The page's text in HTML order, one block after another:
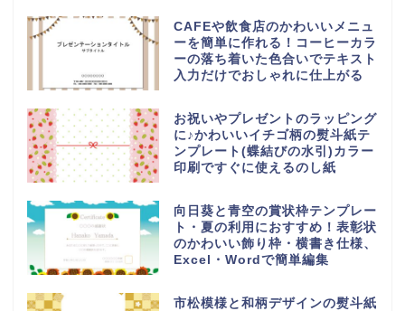
CAFEや飲食店のかわいいメニュ
ーを簡単に作れる！コーヒーカラ
ーの落ち着いた色合いでテキスト
入力だけでおしゃれに仕上がる
お祝いやプレゼントのラッピング
に♪かわいいイチゴ柄の熨斗紙テ
ンプレート(蝶結びの水引)カラー
印刷ですぐに使えるのし紙
向日葵と青空の賞状枠テンプレー
ト・夏の利用におすすめ！表彰状
のかわいい飾り枠・横書き仕様、
Excel・Wordで簡単編集
市松模様と和柄デザインの熨斗紙